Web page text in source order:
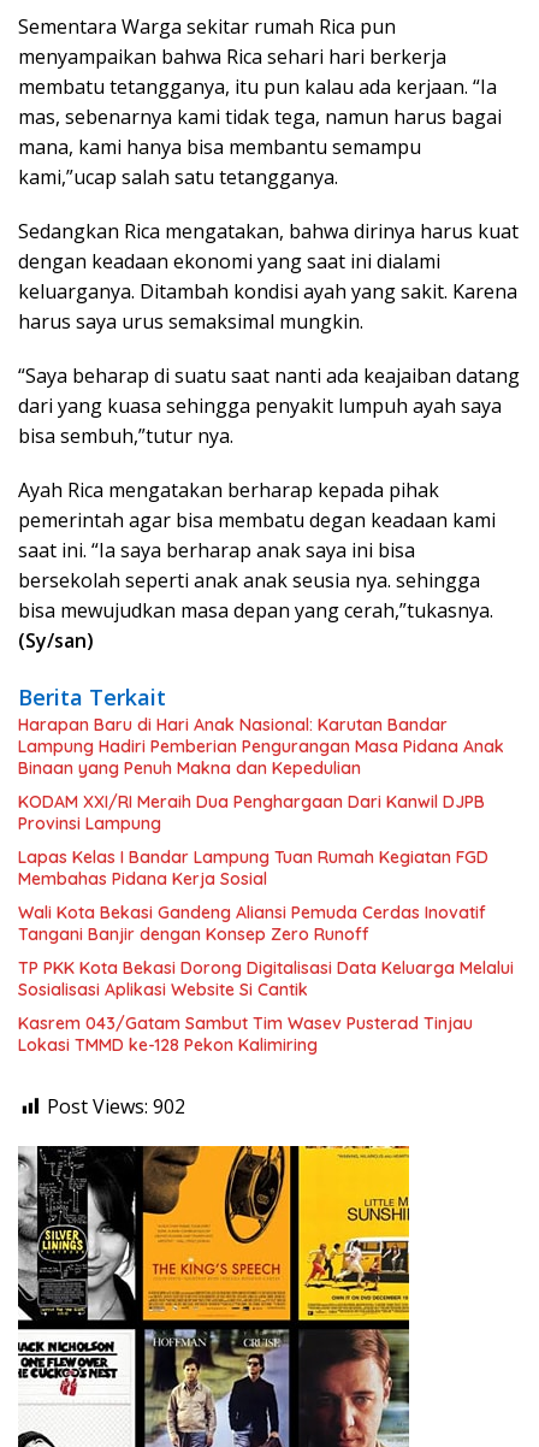
Sementara Warga sekitar rumah Rica pun
menyampaikan bahwa Rica sehari hari berkerja
membatu tetangganya, itu pun kalau ada kerjaan. “Ia
mas, sebenarnya kami tidak tega, namun harus bagai
mana, kami hanya bisa membantu semampu
kami,”ucap salah satu tetangganya.
Sedangkan Rica mengatakan, bahwa dirinya harus kuat
dengan keadaan ekonomi yang saat ini dialami
keluarganya. Ditambah kondisi ayah yang sakit. Karena
harus saya urus semaksimal mungkin.
“Saya beharap di suatu saat nanti ada keajaiban datang
dari yang kuasa sehingga penyakit lumpuh ayah saya
bisa sembuh,”tutur nya.
Ayah Rica mengatakan berharap kepada pihak
pemerintah agar bisa membatu degan keadaan kami
saat ini. “Ia saya berharap anak saya ini bisa
bersekolah seperti anak anak seusia nya. sehingga
bisa mewujudkan masa depan yang cerah,”tukasnya.
(Sy/san)
Berita Terkait
Harapan Baru di Hari Anak Nasional: Karutan Bandar
Lampung Hadiri Pemberian Pengurangan Masa Pidana Anak
Binaan yang Penuh Makna dan Kepedulian
KODAM XXI/RI Meraih Dua Penghargaan Dari Kanwil DJPB
Provinsi Lampung
Lapas Kelas I Bandar Lampung Tuan Rumah Kegiatan FGD
Membahas Pidana Kerja Sosial
Wali Kota Bekasi Gandeng Aliansi Pemuda Cerdas Inovatif
Tangani Banjir dengan Konsep Zero Runoff
TP PKK Kota Bekasi Dorong Digitalisasi Data Keluarga Melalui
Sosialisasi Aplikasi Website Si Cantik
Kasrem 043/Gatam Sambut Tim Wasev Pusterad Tinjau
Lokasi TMMD ke-128 Pekon Kalimiring
Post Views: 902